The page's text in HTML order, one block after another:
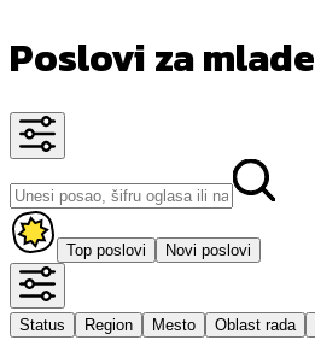
Poslovi za mlade
Top poslovi Novi poslovi
Status Region Mesto Oblast rada